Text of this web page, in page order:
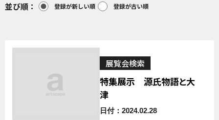
並び順 登録が新しい順 登録が古い順
展覧会検索
特集展示 源氏物語と大
津
日付：2024.02.28